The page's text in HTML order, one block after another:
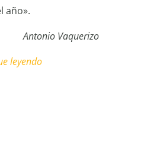
año».
Antonio Vaquerizo
leyendo